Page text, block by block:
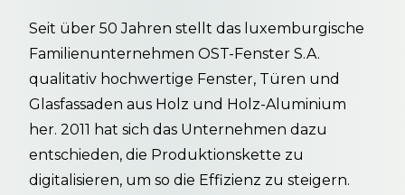
Seit über 50 Jahren stellt das luxemburgische
Familienunternehmen OST-Fenster S.A.
qualitativ hochwertige Fenster, Türen und
Glasfassaden aus Holz und Holz-Aluminium
her. 2011 hat sich das Unternehmen dazu
entschieden, die Produktionskette zu
digitalisieren, um so die Effizienz zu steigern.